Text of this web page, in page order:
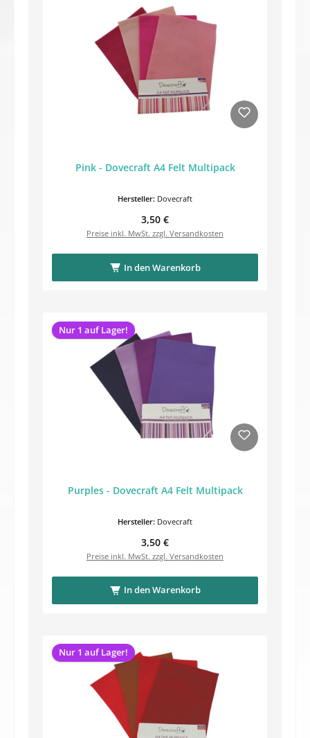
Pink - Dovecraft A4 Felt Multipack
Hersteller: Dovecraft
Regulärer Preis:
3,50 €
Preise inkl. MwSt. zzgl. Versandkosten
In den Warenkorb
Nur 1 auf Lager!
Purples - Dovecraft A4 Felt Multipack
Hersteller: Dovecraft
Regulärer Preis:
3,50 €
Preise inkl. MwSt. zzgl. Versandkosten
In den Warenkorb
Nur 1 auf Lager!